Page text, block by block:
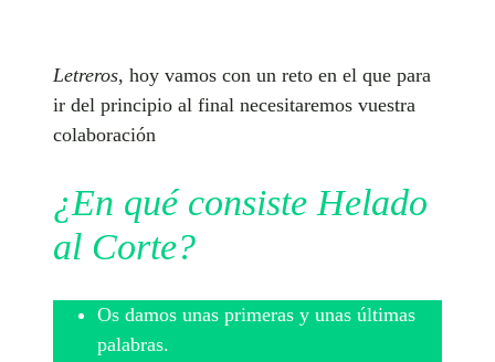
Letreros, hoy vamos con un reto en el que para
ir del principio al final necesitaremos vuestra
colaboración
¿En qué consiste Helado
al Corte?
Os damos unas primeras y unas últimas
palabras.